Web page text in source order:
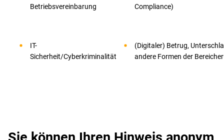
Betriebsvereinbarung
Compliance)
IT-
Sicherheit/Cyberkriminalität
(Digitaler) Betrug,
andere Formen der